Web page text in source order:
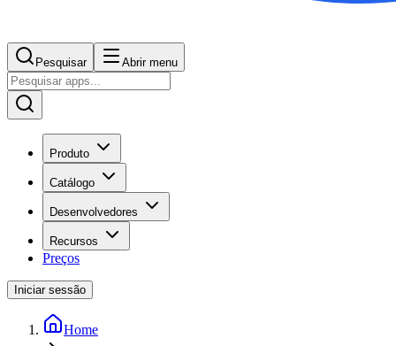
Pesquisar Abrir menu
Produto
Catálogo
Desenvolvedores
Recursos
Preços
Iniciar sessão
Home